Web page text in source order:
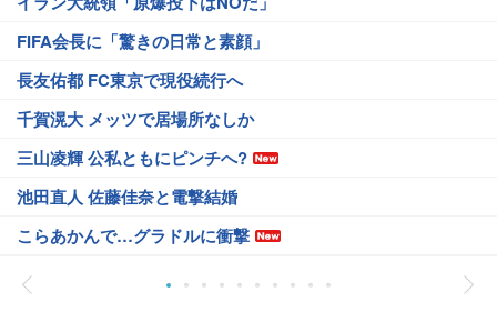
FIFA会長に「驚きの日常と素顔」
長友佑都 FC東京で現役続行へ
千賀滉大 メッツで居場所なしか
三山凌輝 公私ともにピンチへ?
池田直人 佐藤佳奈と電撃結婚
こらあかんで…グラドルに衝撃